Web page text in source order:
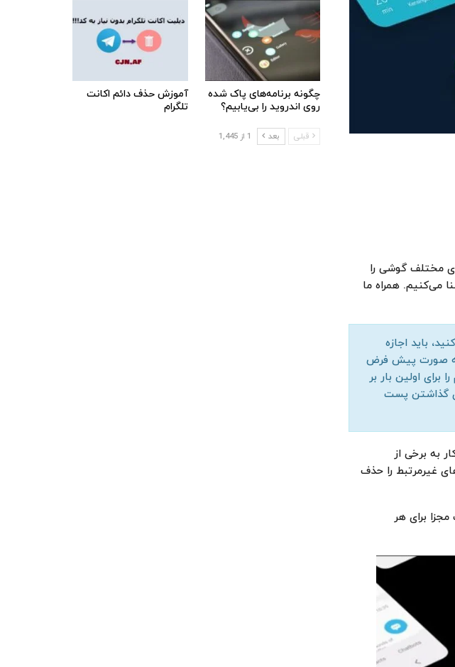
مختلف گوشی را
می‌کنیم. همراه ما
باید اجازه
صورت پیش فرض
اولین بار بر
گذاشتن پست
به برخی از
غیرمرتبط را حذف
برای هر
چگونه برنامه‌های پاک شده
روی اندروید را بی‌یابیم؟
آموزش حذف دائم اکانت
تلگرام
قبلی بعد 1 از 1,445